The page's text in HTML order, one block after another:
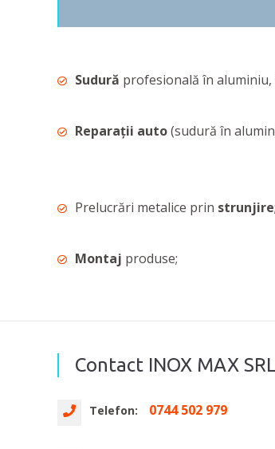
Sudură profesională în
Reparații auto(sudură în
Prelucrări metalice prin strunjire;
Montaj produse;
Contact INOX MAX SRL
Telefon: 0744 502 979